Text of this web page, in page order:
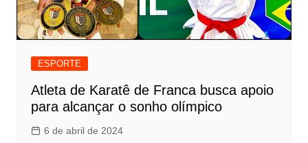
ESPORTE
Atleta de Karatê de Franca busca apoio
para alcançar o sonho olímpico
6 de abril de 2024